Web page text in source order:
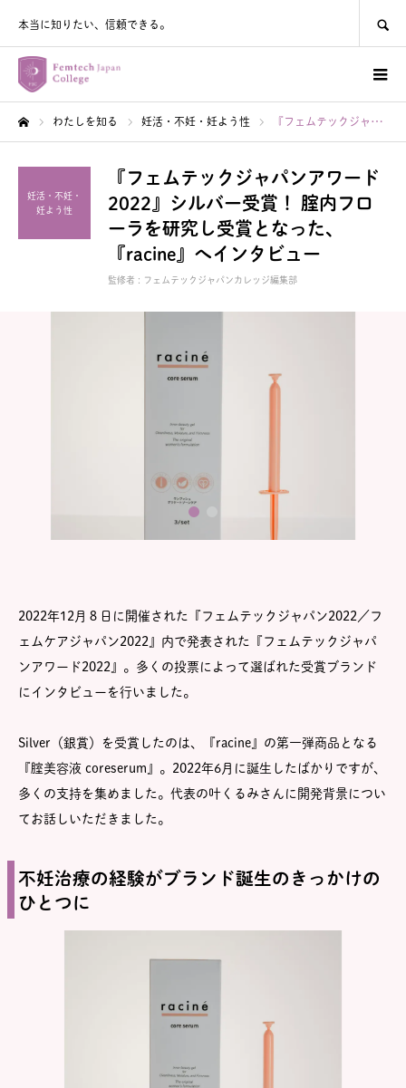
本当に知りたい、信頼できる。
わたしを知る 妊活・不妊・妊よう性 『フェムテックジャパンアワード2022』シルバー受賞！ 腟内フローラを研究し受賞となった、『racine』へインタビュー
妊活・不妊・
妊よう性
『フェムテックジャパンアワード
2022』シルバー受賞！ 腟内フロ
ーラを研究し受賞となった、
『racine』へインタビュー
監修者 : フェムテックジャパンカレッジ編集部
2022年12月８日に開催された『フェムテックジャパン2022／フ
ェムケアジャパン2022』内で発表された『フェムテックジャパ
ンアワード2022』。多くの投票によって選ばれた受賞ブランド
にインタビューを行いました。
Silver（銀賞）を受賞したのは、『racine』の第一弾商品となる
『腟美容液 coreserum』。2022年6月に誕生したばかりですが、
多くの支持を集めました。代表の叶くるみさんに開発背景につい
てお話しいただきました。
不妊治療の経験がブランド誕生のきっかけの
ひとつに